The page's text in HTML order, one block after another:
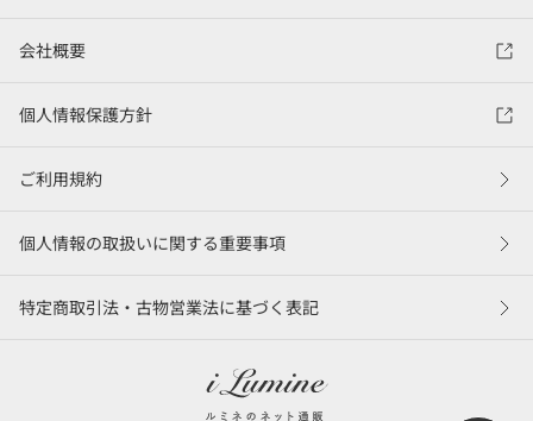
会社概要
個人情報保護方針
ご利用規約
個人情報の取扱いに関する重要事項
特定商取引法・古物営業法に基づく表記